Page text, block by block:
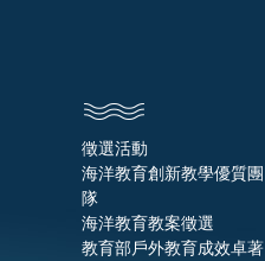
徵選活動
海洋教育創新教學優質團
隊
海洋教育教案徵選
教育部戶外教育成效卓著